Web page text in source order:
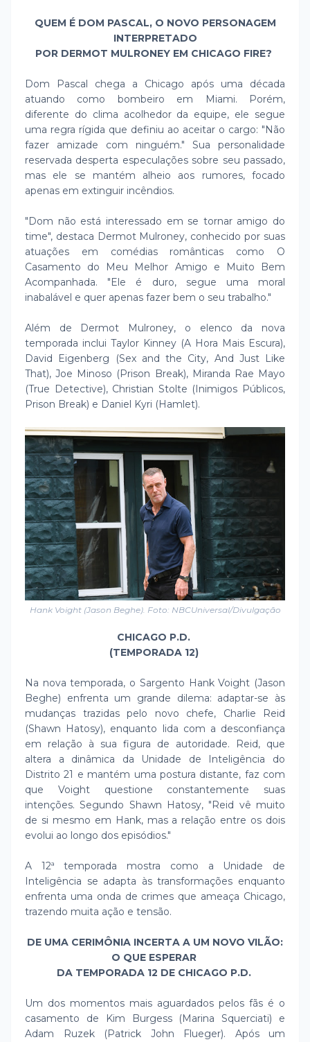
QUEM É DOM PASCAL, O NOVO PERSONAGEM
INTERPRETADO
POR DERMOT MULRONEY EM CHICAGO FIRE?
Dom Pascal chega a Chicago após uma década
atuando como bombeiro em Miami. Porém,
diferente do clima acolhedor da equipe, ele segue
uma regra rígida que definiu ao aceitar o cargo: "Não
fazer amizade com ninguém." Sua personalidade
reservada desperta especulações sobre seu passado,
mas ele se mantém alheio aos rumores, focado
apenas em extinguir incêndios.
"Dom não está interessado em se tornar amigo do
time", destaca Dermot Mulroney, conhecido por suas
atuações em comédias românticas como O
Casamento do Meu Melhor Amigo e Muito Bem
Acompanhada. "Ele é duro, segue uma moral
inabalável e quer apenas fazer bem o seu trabalho."
Além de Dermot Mulroney, o elenco da nova
temporada inclui Taylor Kinney (A Hora Mais Escura),
David Eigenberg (Sex and the City, And Just Like
That), Joe Minoso (Prison Break), Miranda Rae Mayo
(True Detective), Christian Stolte (Inimigos Públicos,
Prison Break) e Daniel Kyri (Hamlet).
Hank Voight (Jason Beghe). Foto: NBCUniversal/Divulgação
CHICAGO P.D.
(TEMPORADA 12)
Na nova temporada, o Sargento Hank Voight (Jason
Beghe) enfrenta um grande dilema: adaptar-se às
mudanças trazidas pelo novo chefe, Charlie Reid
(Shawn Hatosy), enquanto lida com a desconfiança
em relação à sua figura de autoridade. Reid, que
altera a dinâmica da Unidade de Inteligência do
Distrito 21 e mantém uma postura distante, faz com
que Voight questione constantemente suas
intenções. Segundo Shawn Hatosy, "Reid vê muito
de si mesmo em Hank, mas a relação entre os dois
evolui ao longo dos episódios."
A 12ª temporada mostra como a Unidade de
Inteligência se adapta às transformações enquanto
enfrenta uma onda de crimes que ameaça Chicago,
trazendo muita ação e tensão.
DE UMA CERIMÔNIA INCERTA A UM NOVO VILÃO:
O QUE ESPERAR
DA TEMPORADA 12 DE CHICAGO P.D.
Um dos momentos mais aguardados pelos fãs é o
casamento de Kim Burgess (Marina Squerciati) e
Adam Ruzek (Patrick John Flueger). Após um